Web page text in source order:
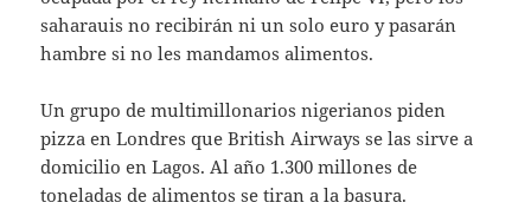
saharauis no recibirán ni un solo euro y pasarán
hambre si no les mandamos alimentos.
Un grupo de multimillonarios nigerianos piden
pizza en Londres que British Airways se las sirve a
domicilio en Lagos. Al año 1.300 millones de
toneladas de alimentos se tiran a la basura.